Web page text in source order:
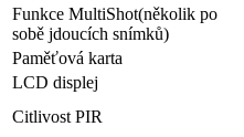
Funkce MultiShot(několik po
sobě jdoucích snímků)
Paměťová karta
LCD displej
Citlivost PIR